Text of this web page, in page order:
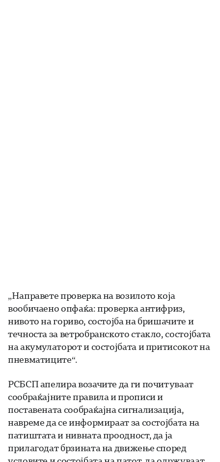
„Направете проверка на возилото која
вообичаено опфаќа: проверка антифриз,
нивото на гориво, состојба на бришачите и
течноста за ветробранското стакло, состојбата
на акумулаторот и состојбата и притисокот на
пневматиците“.
РСБСП апелира возачите да ги почитуваат
сообраќајните правила и прописи и
поставената сообраќајна сигнализација,
навреме да се информираат за состојбата на
патиштата и нивната проодност, да ја
прилагодат брзината на движење според